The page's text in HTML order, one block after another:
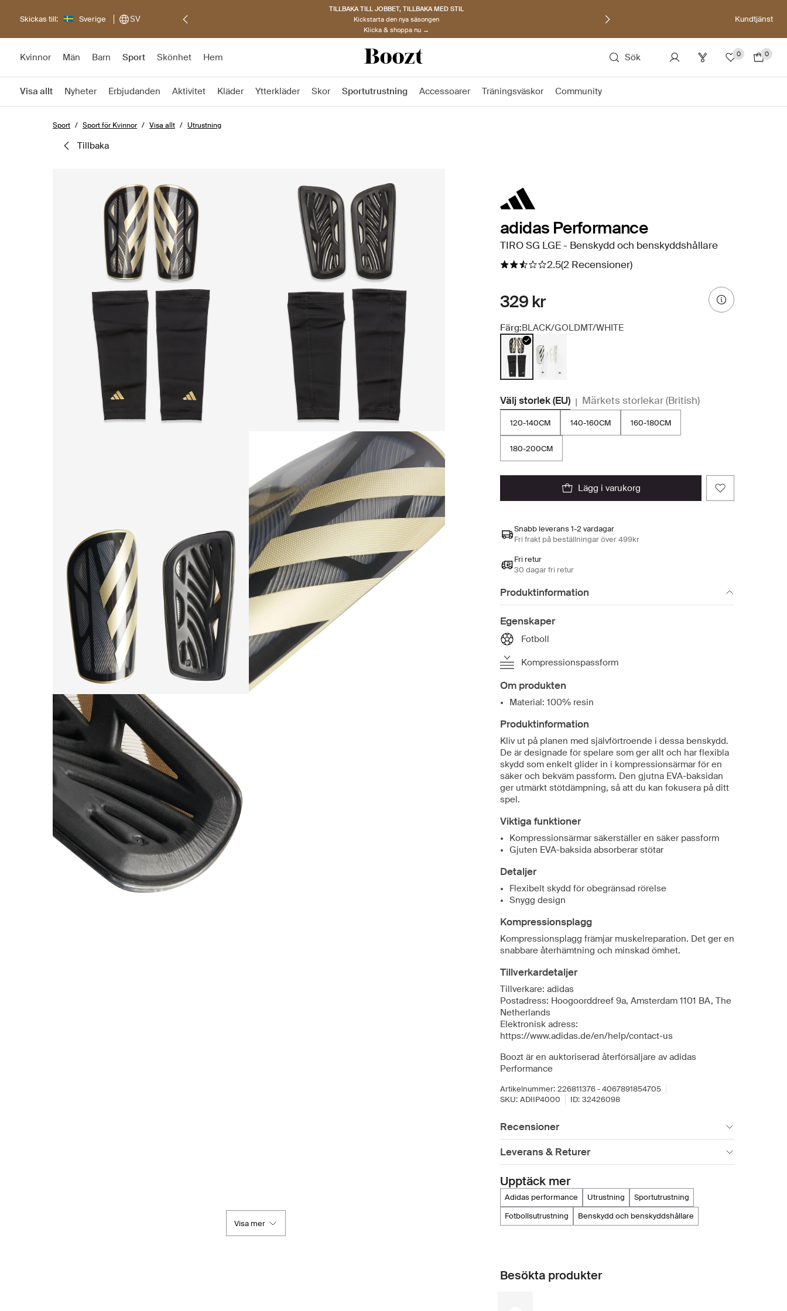
Skickas till: Sverige SV
TILLBAKA TILL JOBBET, TILLBAKA MED STIL
Kickstarta den nya säsongen
Klicka & shoppa nu →
Kundtjänst
Kvinnor Män Barn Sport Skönhet Hem Sök 0 0
Visa allt Nyheter Erbjudanden Aktivitet Kläder Ytterkläder Skor Sportutrustning Accessoarer Träningsväskor Community
Sport Sport för Kvinnor Visa allt Utrustning
tillbaka
Visa mer
adidas Performance
TIRO SG LGE - Benskydd och benskyddshållare
2.5(2 Recensioner)
329 kr
Färg:BLACK/GOLDMT/WHITE
Välj storlek (EU) | Märkets storlekar (British)
120-140CM 140-160CM 160-180CM
180-200CM
lägg i varukorg
Snabb leverans 1-2 vardagar
Fri frakt på beställningar över 499kr
Fri retur
30 dagar fri retur
Produktinformation
Egenskaper
Fotboll
Kompressionspassform
Om produkten
Material: 100% resin
Produktinformation
Kliv ut på planen med självförtroende i dessa benskydd.
De är designade för spelare som ger allt och har flexibla
skydd som enkelt glider in i kompressionsärmar för en
säker och bekväm passform. Den gjutna EVA-baksidan
ger utmärkt stötdämpning, så att du kan fokusera på ditt
spel.
Viktiga funktioner
Kompressionsärmar säkerställer en säker passform
Gjuten EVA-baksida absorberar stötar
Detaljer
Flexibelt skydd för obegränsad rörelse
Snygg design
Kompressionsplagg
Kompressionsplagg främjar muskelreparation. Det ger en
snabbare återhämtning och minskad ömhet.
Tillverkardetaljer
Tillverkare: adidas
Postadress: Hoogoorddreef 9a, Amsterdam 1101 BA, The
Netherlands
Elektronisk adress:
https://www.adidas.de/en/help/contact-us
Boozt är en auktoriserad återförsäljare av adidas
Performance
Artikelnummer: 226811376 - 4067891854705
SKU: ADIIP4000 ID: 32426098
Recensioner
Leverans & Returer
Upptäck mer
adidas performance utrustning
sportutrustning
fotbollsutrustning
benskydd och benskyddshållare
Besökta produkter